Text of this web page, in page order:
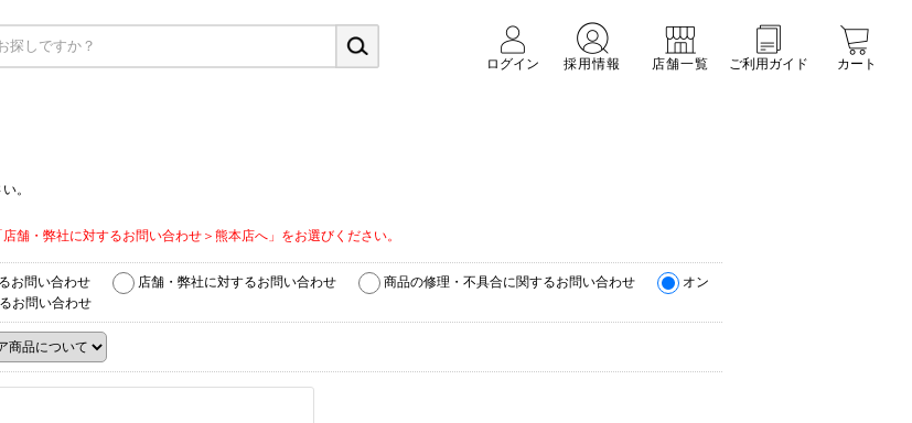
ログイン
採用情報 店舗一覧 ご利用ガイド カート
。
・弊社に対するお問い合わせ＞熊本店へ」をお選びください。
お問い合わせ 店舗・弊社に対するお問い合わせ 商品の修理・不具合に関するお問い合わせ
オン
お問い合わせ